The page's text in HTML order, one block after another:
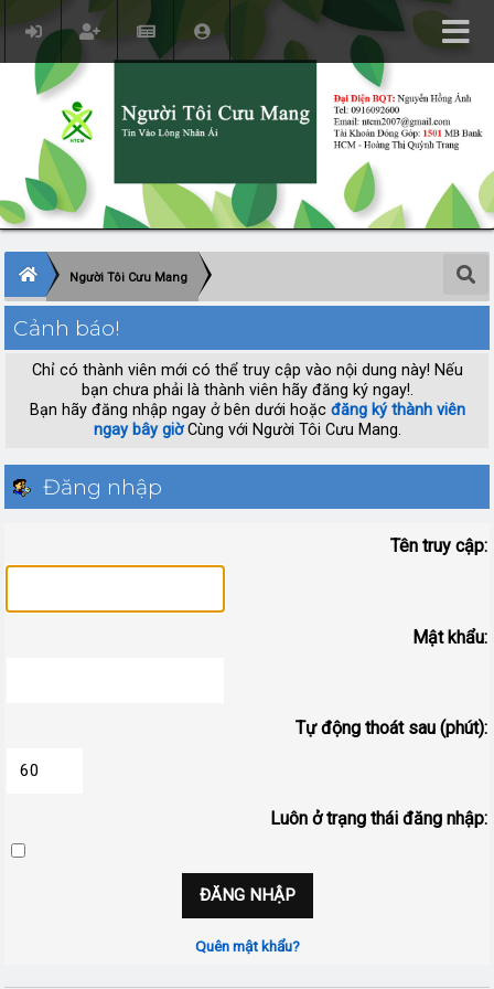
Người Tôi Cưu Mang
Cảnh báo!
Chỉ có thành viên mới có thể truy cập vào nội dung này! Nếu
bạn chưa phải là thành viên hãy đăng ký ngay!.
Bạn hãy đăng nhập ngay ở bên dưới hoặc đăng ký thành viên
ngay bây giờCùng với Người Tôi Cưu Mang.
Đăng nhập
Tên truy cập:
Mật khẩu:
Tự động thoát sau (phút):
Luôn ở trạng thái đăng nhập:
Quên mật khẩu?